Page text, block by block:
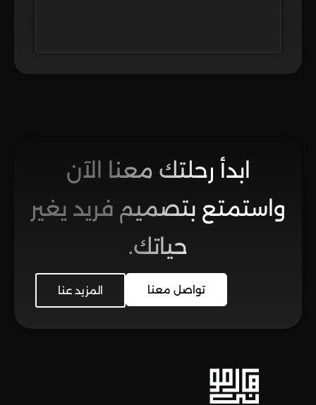
ابدأ رحلتك معنا الآن
واستمتع بتصميم فريد يغير
حياتك.
المزيد عنا تواصل معنا